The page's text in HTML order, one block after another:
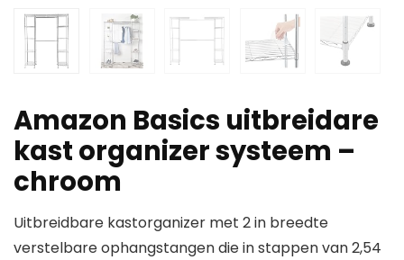
Amazon Basics uitbreidare
kast organizer systeem –
chroom
Uitbreidbare kastorganizer met 2 in breedte
verstelbare ophangstangen die in stappen van 2,54